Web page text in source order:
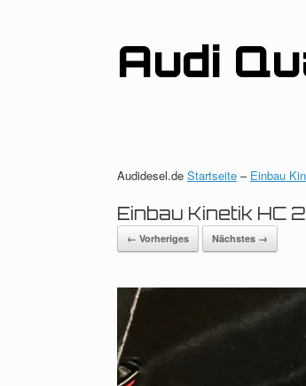
Audi
Audidesel.de Startseite – Einbau
Einbau Kinetik HC
← Vorheriges Nächstes →